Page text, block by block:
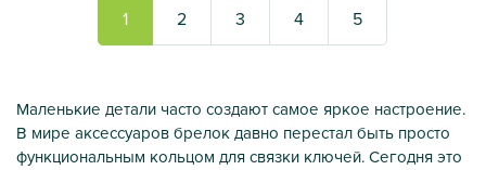
1 2 3 4 5
Маленькие детали часто создают самое яркое настроение.
В мире аксессуаров брелок давно перестал быть просто
функциональным кольцом для связки ключей. Сегодня это